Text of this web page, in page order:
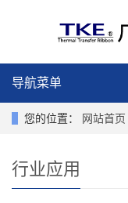
导航菜单
您的位置： 网站首页
行业应用